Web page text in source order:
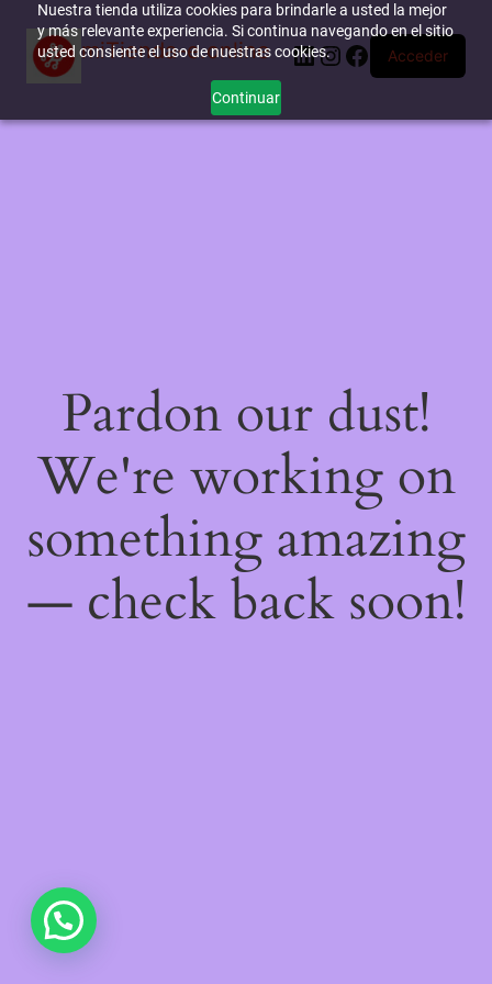
Nuestra tienda utiliza cookies para brindarle a usted la mejor
y más relevante experiencia. Si continua navegando en el sitio
usted consiente el uso de nuestras cookies.
Continuar
miTienda-e.online LinkedIn
Instagram
Facebook
Acceder
Pardon our dust!
We're working on
something amazing
— check back soon!